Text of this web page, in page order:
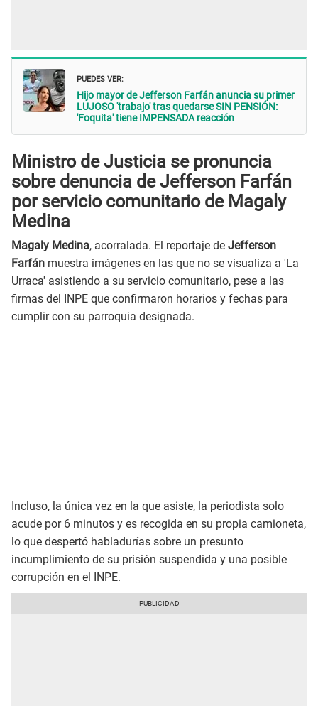
PUEDES VER:
Hijo mayor de Jefferson Farfán anuncia su primer
LUJOSO 'trabajo' tras quedarse SIN PENSIÓN:
'Foquita' tiene IMPENSADA reacción
Ministro de Justicia se pronuncia
sobre denuncia de Jefferson Farfán
por servicio comunitario de Magaly
Medina
Magaly Medina, acorralada. El reportaje de Jefferson
Farfán muestra imágenes en las que no se visualiza a 'La
Urraca' asistiendo a su servicio comunitario, pese a las
firmas del INPE que confirmaron horarios y fechas para
cumplir con su parroquia designada.
Incluso, la única vez en la que asiste, la periodista solo
acude por 6 minutos y es recogida en su propia camioneta,
lo que despertó habladurías sobre un presunto
incumplimiento de su prisión suspendida y una posible
corrupción en el INPE.